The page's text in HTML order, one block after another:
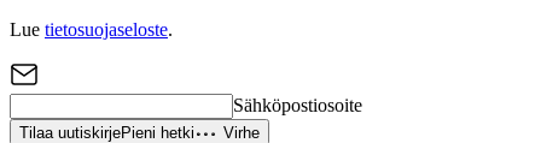
Lue tietosuojaseloste.
Sähköpostiosoite
Tilaa uutiskirjePieni hetki Virhe